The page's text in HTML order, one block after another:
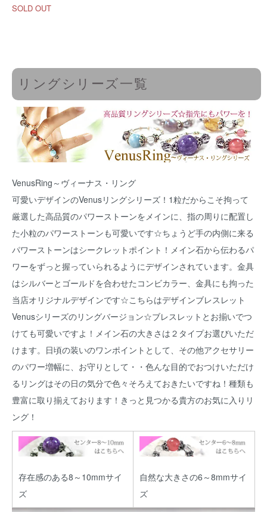
SOLD OUT
リングシリーズ一覧
VenusRing～ヴィーナス・リング
可愛いデザインのVenusリングシリーズ！1粒だからこそ拘って
厳選した高品質のパワーストーンをメインに、指の周りに配置し
た小粒のパワーストーンも可愛いです☆ちょうど手の内側に来る
パワーストーンはシークレットポイント！メイン石から伝わるパ
ワーをずっと握っていられるようにデザインされています。金具
はシルバーとゴールドを合わせたコンビカラー、金具にも拘った
当店オリジナルデザインです☆こちらはデザインブレスレット
Venusシリーズのリングバージョン☆ブレスレットとお揃いでつ
けても可愛いですよ！メイン石の大きさは２タイプお選びいただ
けます。日頃の装いのワンポイントとして、その他アクセサリー
のパワー増幅に、お守りとして・・色んな目的でおつけいただけ
るリングはその日の気分で色々そろえておきたいですね！種類も
豊富に取り揃えております！きっと見つかる貴方のお気に入りリ
ング！
存在感のある8～10mmサイ
ズ
自然な大きさの6～8mmサイ
ズ